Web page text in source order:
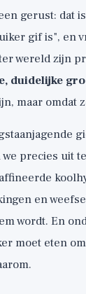
gerust: dat
gif is", en
wereld zijn
duidelijke
maar
precies uit
en
wordt. En
moet eten